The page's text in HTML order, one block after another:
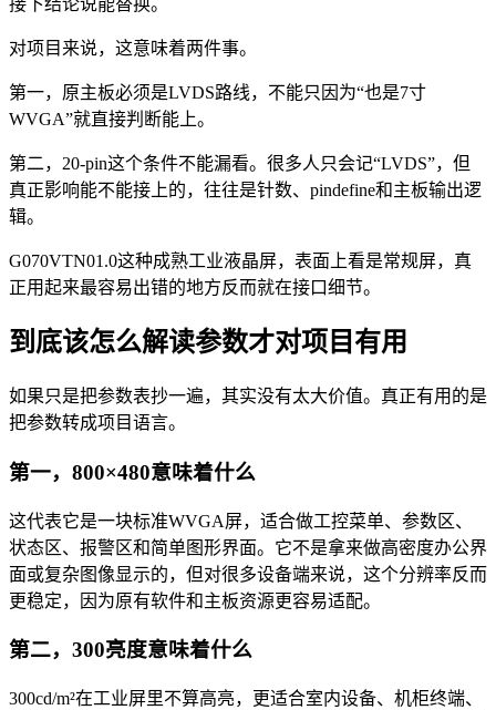
对项目来说，这意味着两件事。
第一，原主板必须是LVDS路线，不能只因为“也是7寸
WVGA”就直接判断能上。
第二，20-pin这个条件不能漏看。很多人只会记“LVDS”，但
真正影响能不能接上的，往往是针数、pindefine和主板输出逻
辑。
G070VTN01.0这种成熟工业液晶屏，表面上看是常规屏，真
正用起来最容易出错的地方反而就在接口细节。
到底该怎么解读参数才对项目有用
如果只是把参数表抄一遍，其实没有太大价值。真正有用的是
把参数转成项目语言。
第一，800×480意味着什么
这代表它是一块标准WVGA屏，适合做工控菜单、参数区、
状态区、报警区和简单图形界面。它不是拿来做高密度办公界
面或复杂图像显示的，但对很多设备端来说，这个分辨率反而
更稳定，因为原有软件和主板资源更容易适配。
第二，300亮度意味着什么
300cd/m²在工业屏里不算高亮，更适合室内设备、机柜终端、